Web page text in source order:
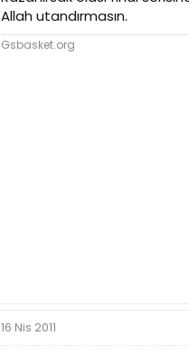
Allah utandırmasın.
Gsbasket.org
16 Nis 2011